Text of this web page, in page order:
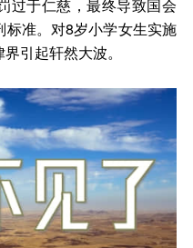
过于仁慈，最终导致国会
准。对8岁小学女生实施
引起轩然大波。